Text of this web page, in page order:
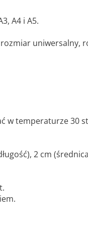
A4 i A5.
uniwersalny,
w temperaturze 30
2 cm